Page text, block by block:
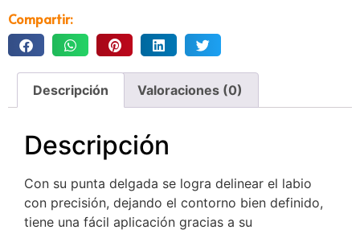
Compartir:
Descripción Valoraciones (0)
Descripción
Con su punta delgada se logra delinear el labio
con precisión, dejando el contorno bien definido,
tiene una fácil aplicación gracias a su